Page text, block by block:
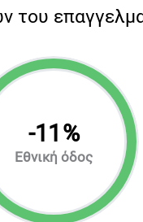
του
-11 %
Εθνική όδος